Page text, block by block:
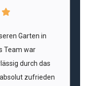
Garten in
Team war
durch das
zufrieden